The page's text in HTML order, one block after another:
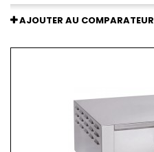
AJOUTER AU COMPARATEUR